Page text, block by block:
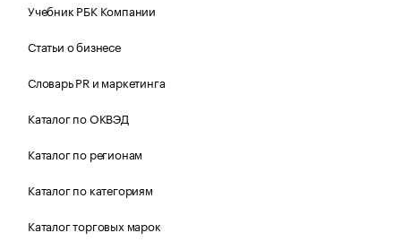
Учебник РБК Компании
Статьи о бизнесе
Словарь PR и маркетинга
Каталог по ОКВЭД
Каталог по регионам
Каталог по категориям
Каталог торговых марок